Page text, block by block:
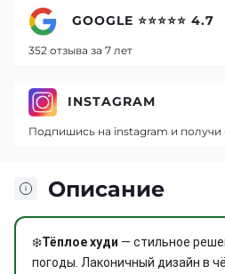
Описание
❄️Тёплое худи — стильное
погоды. Лаконичный дизайн в
GOOGLE ⭐⭐⭐⭐⭐ 4.7
352 отзыва за 7 лет
INSTAGRAM
Подпишись на instagram и получи